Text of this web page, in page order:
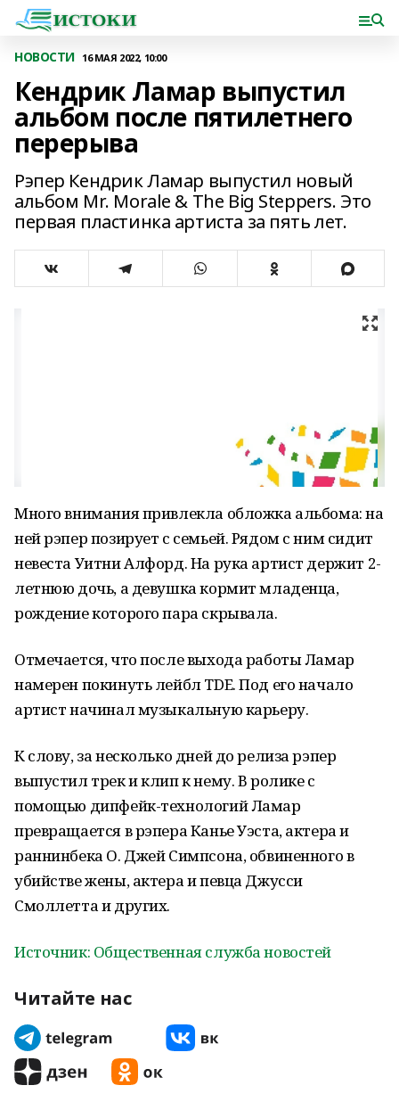
НОВОСТИ 16 МАЯ 2022, 10:00
Кендрик Ламар выпустил
альбом после пятилетнего
перерыва
Рэпер Кендрик Ламар выпустил новый
альбом Mr. Morale & The Big Steppers. Это
первая пластинка артиста за пять лет.
Много внимания привлекла обложка альбома: на
ней рэпер позирует с семьей. Рядом с ним сидит
невеста Уитни Алфорд. На рука артист держит 2-
летнюю дочь, а девушка кормит младенца,
рождение которого пара скрывала.
Отмечается, что после выхода работы Ламар
намерен покинуть лейбл TDE. Под его начало
артист начинал музыкальную карьеру.
К слову, за несколько дней до релиза рэпер
выпустил трек и клип к нему. В ролике с
помощью дипфейк-технологий Ламар
превращается в рэпера Канье Уэста, актера и
раннинбека О. Джей Симпсона, обвиненного в
убийстве жены, актера и певца Джусси
Смоллетта и других.
Источник: Общественная служба новостей
Читайте нас